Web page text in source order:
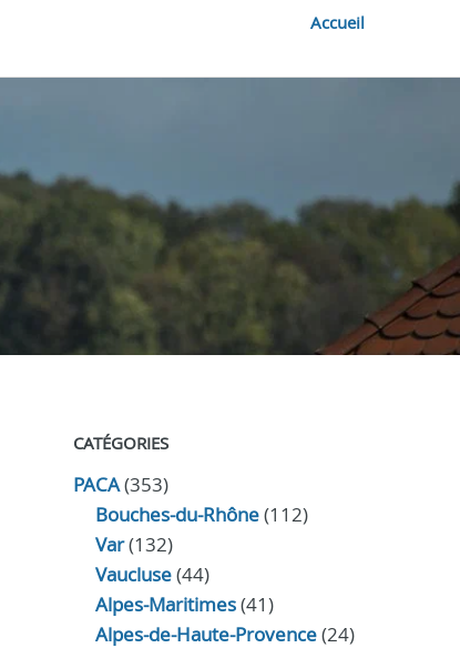
Accueil
CATÉGORIES
PACA(353)
Bouches-du-Rhône(112)
Var(132)
Vaucluse(44)
Alpes-Maritimes(41)
Alpes-de-Haute-Provence(24)